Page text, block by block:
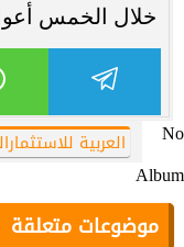
خلال الخمس
العربية No
Album
موضوعات متعلقة